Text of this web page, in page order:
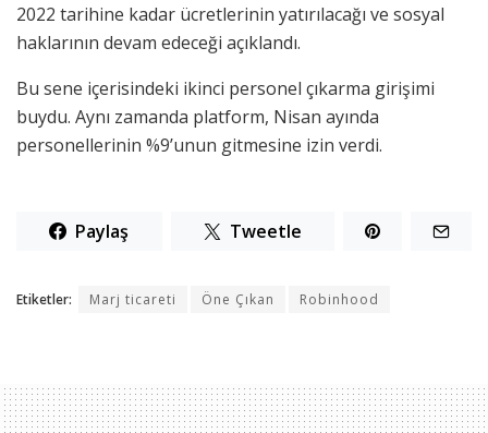
2022 tarihine kadar ücretlerinin yatırılacağı ve sosyal
haklarının devam edeceği açıklandı.
Bu sene içerisindeki ikinci personel çıkarma girişimi
buydu. Aynı zamanda platform, Nisan ayında
personellerinin %9’unun gitmesine izin verdi.
Paylaş Tweetle
Etiketler: Marj ticareti Öne Çıkan Robinhood